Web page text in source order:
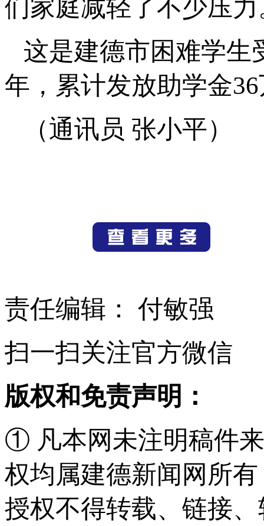
们家庭减轻了不少压力
这是建德市困难学生
年，累计发放助学金
（通讯员 张小平）
责任编辑： 付敏强
扫一扫关注官方微信
版权和免责声明：
① 凡本网未注明稿件
权均属建德新闻网所
授权不得转载、链接